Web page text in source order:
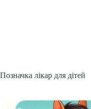
Позначка лікар для дітей